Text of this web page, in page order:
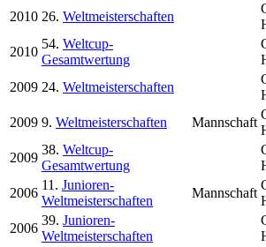
2010 26. Weltmeisterschaften
2010
54. Weltcup-
Gesamtwertung
2009 24. Weltmeisterschaften
2009 9. Weltmeisterschaften Mannschaft
2009
38. Weltcup-
Gesamtwertung
2006
11. Junioren-
Weltmeisterschaften
Mannschaft
2006
39. Junioren-
Weltmeisterschaften